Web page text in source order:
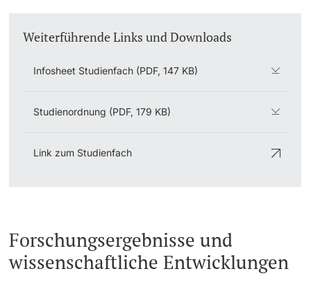
Weiterführende Links und Downloads
Infosheet Studienfach (PDF, 147 KB)
Studienordnung (PDF, 179 KB)
Link zum Studienfach
Forschungsergebnisse und
wissenschaftliche Entwicklungen